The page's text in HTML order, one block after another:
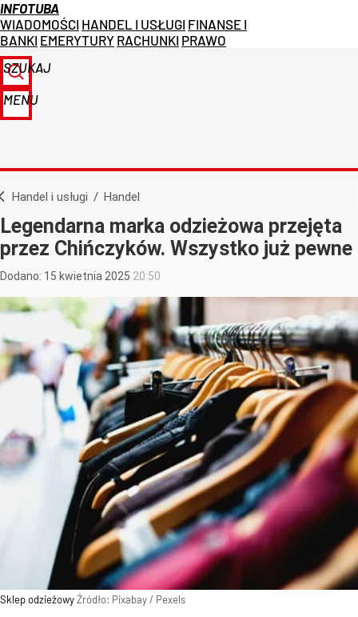
INFOTUBA
WIADOMOŚCI HANDEL I USŁUGI FINANSE I
BANKI EMERYTURY RACHUNKI PRAWO
SZUKAJ
MENU
Handel i usługi / Handel
Legendarna marka odzieżowa przejęta
przez Chińczyków. Wszystko już pewne
Dodano: 15 kwietnia 2025 20:50
Sklep odzieżowyŹródło: Pixabay/ Pexels